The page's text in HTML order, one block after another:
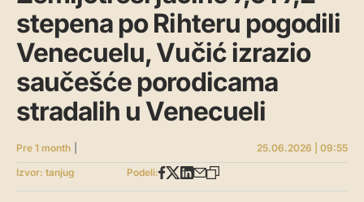
stepena po Rihteru pogodili
Venecuelu, Vučić izrazio
saučešće porodicama
stradalih u Venecueli
Pre 1 month
25.06.2026 | 09:55
Izvor: tanjug
Podeli: